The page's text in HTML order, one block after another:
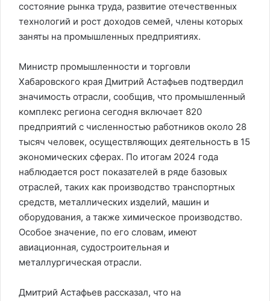
состояние рынка труда, развитие отечественных
технологий и рост доходов семей, члены которых
заняты на промышленных предприятиях.
Министр промышленности и торговли
Хабаровского края Дмитрий Астафьев подтвердил
значимость отрасли, сообщив, что промышленный
комплекс региона сегодня включает 820
предприятий с численностью работников около 28
тысяч человек, осуществляющих деятельность в 15
экономических сферах. По итогам 2024 года
наблюдается рост показателей в ряде базовых
отраслей, таких как производство транспортных
средств, металлических изделий, машин и
оборудования, а также химическое производство.
Особое значение, по его словам, имеют
авиационная, судостроительная и
металлургическая отрасли.
Дмитрий Астафьев рассказал, что на